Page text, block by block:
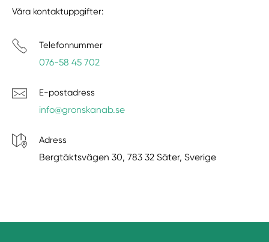
Våra kontaktuppgifter:
Telefonnummer
076-58 45 702
E-postadress
info@gronskanab.se
Adress
Bergtäktsvägen 30, 783 32 Säter, Sverige